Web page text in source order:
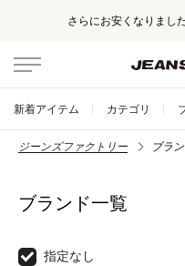
さらにお安くなりまし
新着アイテム カテゴリ
ジーンズファクトリー ブラ
ブランド一覧
指定なし